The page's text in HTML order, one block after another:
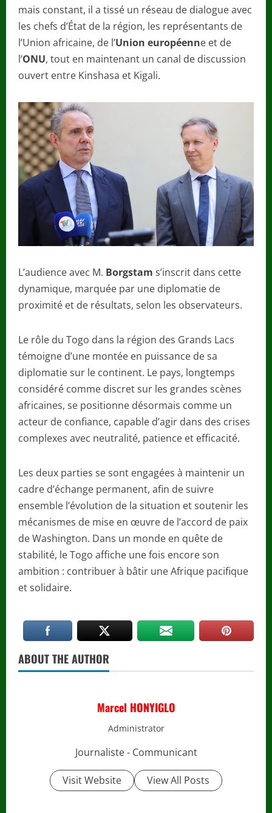
mais constant, il a tissé un réseau de dialogue avec
les chefs d’État de la région, les représentants de
l’Union africaine, de l’Union européenne et de
l’ONU, tout en maintenant un canal de discussion
ouvert entre Kinshasa et Kigali.
L’audience avec M. Borgstam s’inscrit dans cette
dynamique, marquée par une diplomatie de
proximité et de résultats, selon les observateurs.
Le rôle du Togo dans la région des Grands Lacs
témoigne d’une montée en puissance de sa
diplomatie sur le continent. Le pays, longtemps
considéré comme discret sur les grandes scènes
africaines, se positionne désormais comme un
acteur de confiance, capable d’agir dans des crises
complexes avec neutralité, patience et efficacité.
Les deux parties se sont engagées à maintenir un
cadre d’échange permanent, afin de suivre
ensemble l’évolution de la situation et soutenir les
mécanismes de mise en œuvre de l’accord de paix
de Washington. Dans un monde en quête de
stabilité, le Togo affiche une fois encore son
ambition : contribuer à bâtir une Afrique pacifique
et solidaire.
ABOUT THE AUTHOR
Marcel HONYIGLO
Administrator
Journaliste - Communicant
Visit Website View All Posts